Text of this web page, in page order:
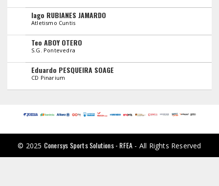
Iago RUBIANES JAMARDO
Atletismo Cuntis
Teo ABOY OTERO
S.G. Pontevedra
Eduardo PESQUEIRA SOAGE
CD Pinarium
© 2025 Conersys Sports Solutions - RFEA - All Rights Reserved